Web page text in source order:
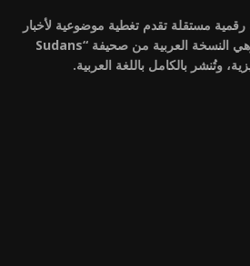
مستقلة تقدم تغطية موضوعية لأخبار
السودان وجنوب السودان، وهي النسخة العربية من صحيفة “Sudans